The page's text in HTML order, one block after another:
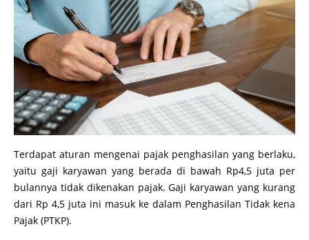
Terdapat aturan mengenai pajak penghasilan yang berlaku,
yaitu gaji karyawan yang berada di bawah Rp4,5 juta per
bulannya tidak dikenakan pajak. Gaji karyawan yang kurang
dari Rp 4,5 juta ini masuk ke dalam Penghasilan Tidak kena
Pajak (PTKP).